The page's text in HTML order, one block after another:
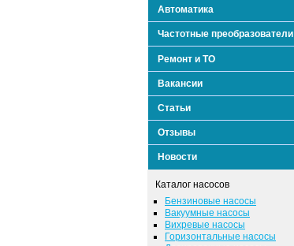
Автоматика
Частотные преобразователи
Ремонт и ТО
Вакансии
Статьи
Отзывы
Новости
Каталог насосов
Бензиновые насосы
Вакуумные насосы
Вихревые насосы
Горизонтальные насосы